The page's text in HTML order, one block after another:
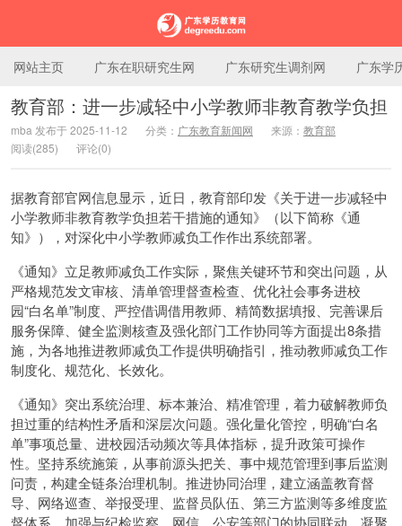
广东学历教育网
网站主页 广东在职研究生网 广东研究生调剂网 广东学
教育部：进一步减轻中小学教师非教育教学负担
mba 发布于 2025-11-12 分类： 广东教育新闻网 来源： 教育部
阅读(285)
评论(0)
据教育部官网信息显示，近日，教育部印发《关于进一步减轻中
小学教师非教育教学负担若干措施的通知》（以下简称《通
知》），对深化中小学教师减负工作作出系统部署。
《通知》立足教师减负工作实际，聚焦关键环节和突出问题，从
严格规范发文审核、清单管理督查检查、优化社会事务进校
园“白名单”制度、严控借调借用教师、精简数据填报、完善课后
服务保障、健全监测核查及强化部门工作协同等方面提出8条措
施，为各地推进教师减负工作提供明确指引，推动教师减负工作
制度化、规范化、长效化。
《通知》突出系统治理、标本兼治、精准管理，着力破解教师负
担过重的结构性矛盾和深层次问题。强化量化管控，明确“白名
单”事项总量、进校园活动频次等具体指标，提升政策可操作
性。坚持系统施策，从事前源头把关、事中规范管理到事后监测
问责，构建全链条治理机制。推进协同治理，建立涵盖教育督
导、网络巡查、举报受理、监督员队伍、第三方监测等多维度监
督体系，加强与纪检监察、网信、公安等部门的协同联动，凝聚